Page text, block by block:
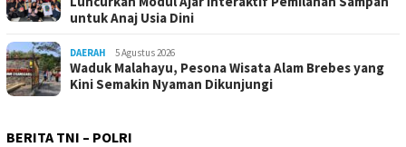
untuk Anaj Usia Dini
DAERAH 5 Agustus 2026
Waduk Malahayu, Pesona Wisata Alam Brebes yang
Kini Semakin Nyaman Dikunjungi
BERITA TNI – POLRI